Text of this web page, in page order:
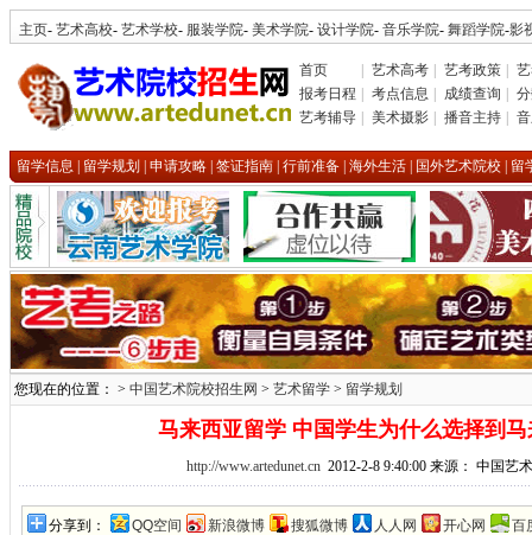
主页- 艺术高校- 艺术学校- 服装学院- 美术学院- 设计学院- 音乐学院- 舞蹈学院-影
首页 艺术高考 艺考政策
报考日程
考点信息 成绩查询
艺考辅导
美术摄影 播音主持
留学信息 留学规划 申请攻略 签证指南 行前准备 海外生活 国外艺术院校 留
您现在的位置： > 中国艺术院校招生网 > 艺术留学 > 留学规划
马来西亚留学 中国学生为什么选择到
http://www.artedunet.cn 2012-2-8 9:40:00 来源： 中国艺
分享到： QQ空间 新浪微博 搜狐微博 人人网 开心网 百